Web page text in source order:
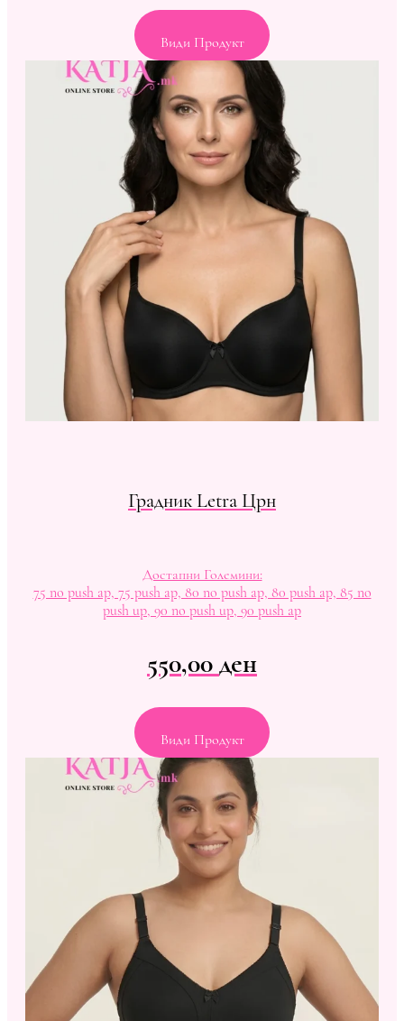
Види Продукт
Градник Letra Црн
Достапни Големини:
75 no push ap, 75 push ap, 80 no push ap, 80 push ap, 85 no
push up, 90 no push up, 90 push ap
550,00ден
Види Продукт